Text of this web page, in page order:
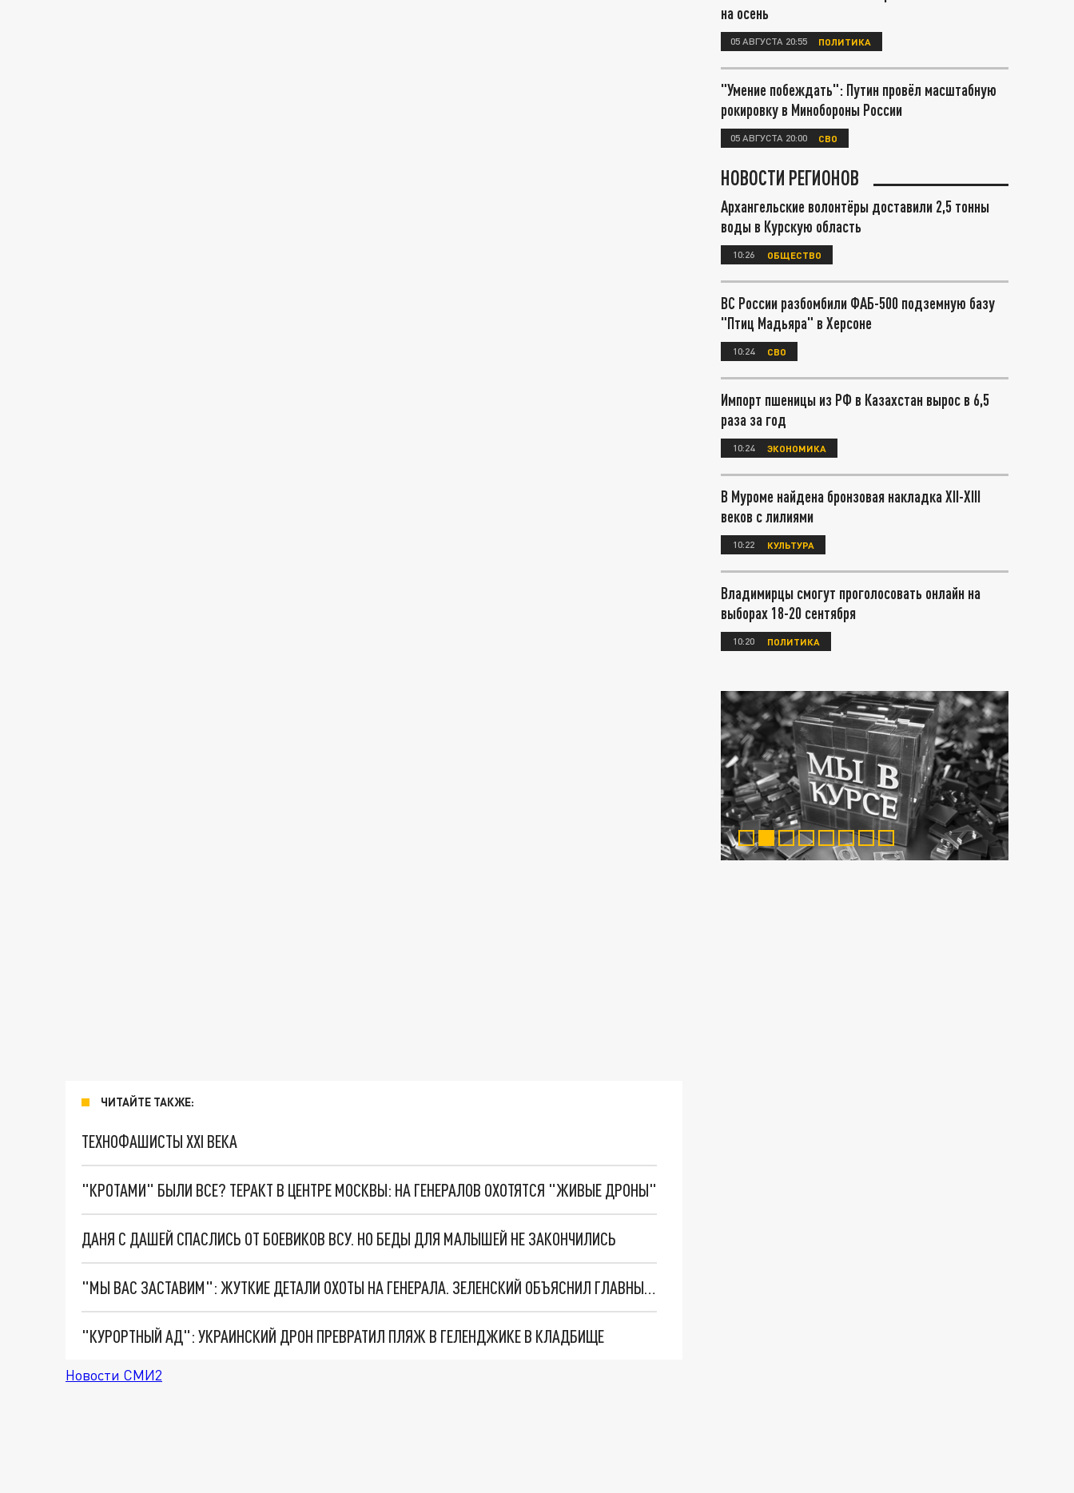
ЧИТАЙТЕ ТАКЖЕ:
ТЕХНОФАШИСТЫ XXI ВЕКА
"КРОТАМИ" БЫЛИ ВСЕ? ТЕРАКТ В ЦЕНТРЕ МОСКВЫ: НА ГЕНЕРАЛОВ ОХОТЯТСЯ "ЖИВЫЕ ДРОНЫ"
ДАНЯ С ДАШЕЙ СПАСЛИСЬ ОТ БОЕВИКОВ ВСУ. НО БЕДЫ ДЛЯ МАЛЫШЕЙ НЕ ЗАКОНЧИЛИСЬ
"МЫ ВАС ЗАСТАВИМ": ЖУТКИЕ ДЕТАЛИ ОХОТЫ НА ГЕНЕРАЛА. ЗЕЛЕНСКИЙ ОБЪЯСНИЛ ГЛАВНЫЙ СМЫСЛ ТЕРАКТА В ЦЕНТРЕ МОСКВЫ
"КУРОРТНЫЙ АД": УКРАИНСКИЙ ДРОН ПРЕВРАТИЛ ПЛЯЖ В ГЕЛЕНДЖИКЕ В КЛАДБИЩЕ
Новости СМИ2
на осень
05 АВГУСТА 20:55 ПОЛИТИКА
"Умение побеждать": Путин провёл масштабную
рокировку в Минобороны России
05 АВГУСТА 20:00 СВО
НОВОСТИ РЕГИОНОВ
Архангельские волонтёры доставили 2,5 тонны
воды в Курскую область
10:26 ОБЩЕСТВО
ВС России разбомбили ФАБ-500 подземную базу
"Птиц Мадьяра" в Херсоне
10:24 СВО
Импорт пшеницы из РФ в Казахстан вырос в 6,5
раза за год
10:24 ЭКОНОМИКА
В Муроме найдена бронзовая накладка XII-XIII
веков с лилиями
10:22 КУЛЬТУРА
Владимирцы смогут проголосовать онлайн на
выборах 18-20 сентября
10:20 ПОЛИТИКА